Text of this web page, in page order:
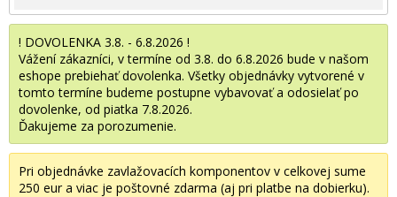
! DOVOLENKA 3.8. - 6.8.2026 !
Vážení zákazníci, v termíne od 3.8. do 6.8.2026 bude v našom
eshope prebiehať dovolenka. Všetky objednávky vytvorené v
tomto termíne budeme postupne vybavovať a odosielať po
dovolenke, od piatka 7.8.2026.
Ďakujeme za porozumenie.
Pri objednávke zavlažovacích komponentov v celkovej sume
250 eur a viac je poštovné zdarma (aj pri platbe na dobierku).